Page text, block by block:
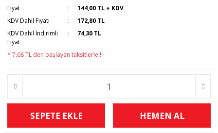
Fiyat
144,00 TL + KDV
KDV Dahil Fiyatı
172,80 TL
KDV Dahil İndirimli
Fiyat
74,30 TL
* 7,68 TL den başlayan taksitlerle!!
SEPETE EKLE HEMEN AL